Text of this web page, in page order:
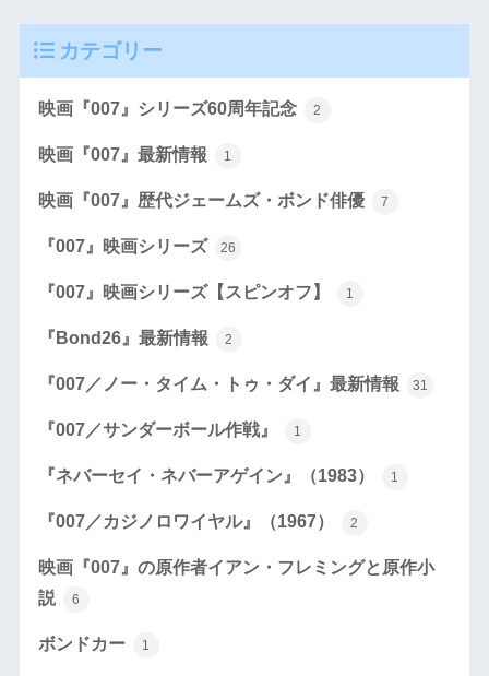
カテゴリー
映画『007』シリーズ60周年記念 2
映画『007』最新情報 1
映画『007』歴代ジェームズ・ボンド俳優 7
『007』映画シリーズ 26
『007』映画シリーズ【スピンオフ】 1
『Bond26』最新情報 2
『007／ノー・タイム・トゥ・ダイ』最新情報 31
『007／サンダーボール作戦』 1
『ネバーセイ・ネバーアゲイン』（1983） 1
『007／カジノロワイヤル』（1967） 2
映画『007』の原作者イアン・フレミングと原作小
説
6
ボンドカー 1